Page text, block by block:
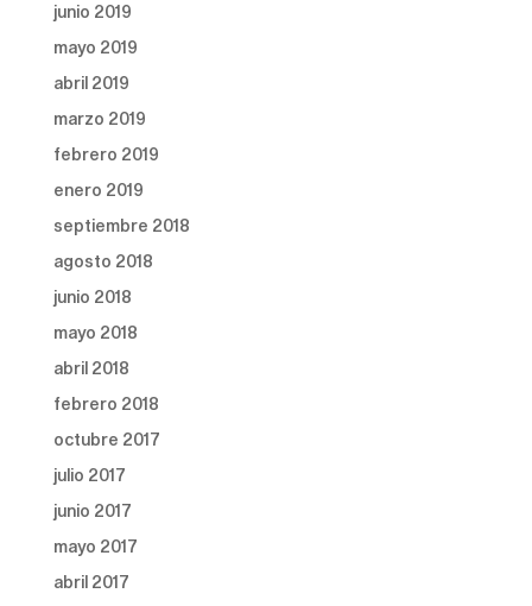
junio 2019
mayo 2019
abril 2019
marzo 2019
febrero 2019
enero 2019
septiembre 2018
agosto 2018
junio 2018
mayo 2018
abril 2018
febrero 2018
octubre 2017
julio 2017
junio 2017
mayo 2017
abril 2017